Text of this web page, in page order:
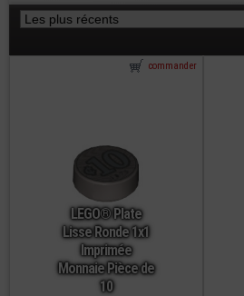
LEGO® Plate
Lisse Ronde 1x1
Imprimée
Monnaie Pièce de
10
commander